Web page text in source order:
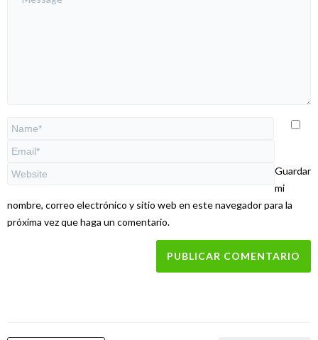
Guardar
mi
nombre, correo electrónico y sitio web en este navegador para la
próxima vez que haga un comentario.